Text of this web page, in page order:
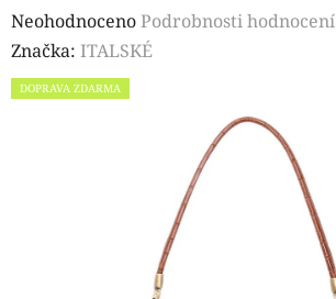
Průměrné
hodnocení
produktu
NeohodnocenoPodrobnosti hodnocení
Značka: ITALSKÉ
DOPRAVA ZDARMA